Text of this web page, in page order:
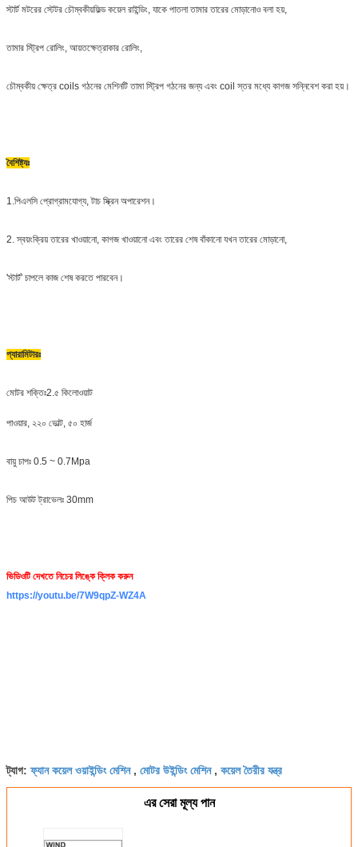
স্টার্ট মটরের স্টেটর চৌম্বকীয়ফিল্ড কয়েল রাইন্ডিং, যাকে পাতলা তামার তারের মোড়ানোও বলা হয়,
তামার স্ট্রিপ রোলিং, আয়তক্ষেত্রাকার রোলিং,
চৌম্বকীয় ক্ষেত্র coils গঠনের মেশিনটি তামা স্ট্রিপ গঠনের জন্য এবং coil স্তর মধ্যে কাগজ সন্নিবেশ করা হয়।
বৈশিষ্ট্যঃ
1.পিএলসি প্রোগ্রামযোগ্য, টাচ স্ক্রিন অপারেশন।
2. স্বয়ংক্রিয় তারের খাওয়ানো, কাগজ খাওয়ানো এবং তারের শেষ বাঁকানো যখন তারের মোড়ানো,
'স্টার্ট' চাপলে কাজ শেষ করতে পারবেন।
প্যারামিটারঃ
মোটর শক্তিঃ2.৫ কিলোওয়াট
পাওয়ার, ২২০ ভোল্ট, ৫০ হার্জ
বায়ু চাপঃ 0.5 ~ 0.7Mpa
পিচ আউট ট্রাভেলঃ 30mm
ভিডিওটি দেখতে নিচের লিঙ্কে ক্লিক করুন
https://youtu.be/7W9qpZ-WZ4A
ট্যাগ:ফ্যান কয়েল ওয়াইন্ডিং মেশিন, মোটর উইন্ডিং মেশিন, কয়েল তৈরীর যন্ত্র
এর সেরা মূল্য পান